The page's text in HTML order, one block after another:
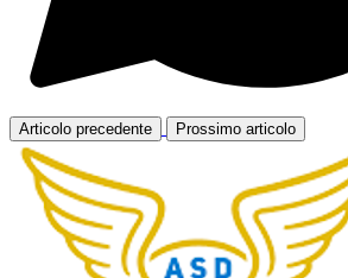
Articolo precedente Prossimo articolo